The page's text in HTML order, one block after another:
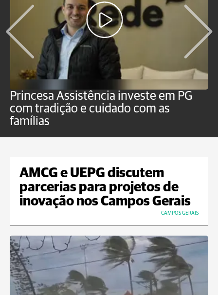
Princesa Assistência investe em PG
com tradição e cuidado com as
famílias
AMCG e UEPG discutem
parcerias para projetos de
inovação nos Campos Gerais
CAMPOS GERAIS